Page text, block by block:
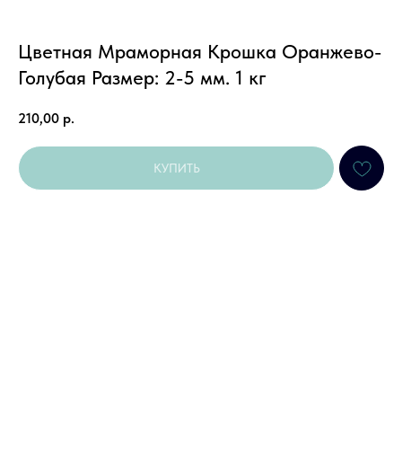
Цветная Мраморная Крошка Оранжево-
Голубая Размер: 2-5 мм. 1 кг
210,00 р.
КУПИТЬ